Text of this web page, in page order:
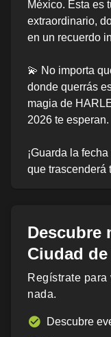
México. Esta es
extraordinario,
en un recuerdo
💫 No importa
donde querrás
magia de
2026 te esperan.
¡Guarda la
que trascenderá
Descubre
Ciudad
Regístrate para
nada.
Descubre